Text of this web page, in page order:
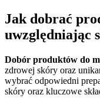
Jak dobrać
uwzględniając
Dobór produktów do
zdrowej skóry oraz
wybrać odpowiedni
skóry oraz kluczowe